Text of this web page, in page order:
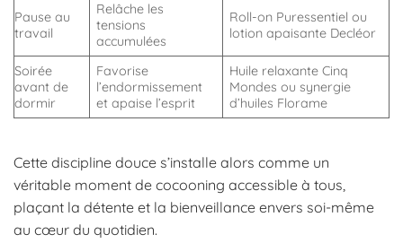
Pause au
travail
Relâche les
tensions
accumulées
Roll-on Puressentiel ou
lotion apaisante Decléor
Soirée
avant de
dormir
Favorise
l’endormissement
et apaise l’esprit
Huile relaxante Cinq
Mondes ou synergie
d’huiles Florame
Cette discipline douce s’installe alors comme un
véritable moment de cocooning accessible à tous,
plaçant la détente et la bienveillance envers soi-même
au cœur du quotidien.